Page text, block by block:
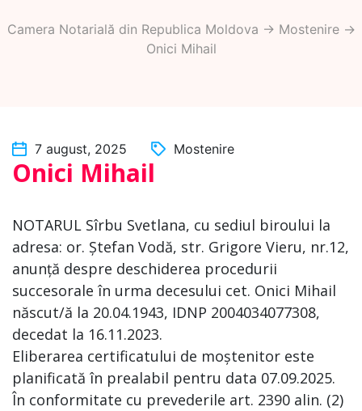
Camera Notarială din Republica Moldova -> Mostenire->
Onici Mihail
7 august, 2025 Mostenire
Onici Mihail
NOTARUL Sîrbu Svetlana, cu sediul biroului la
adresa: or. Ștefan Vodă, str. Grigore Vieru, nr.12,
anunță despre deschiderea procedurii
succesorale în urma decesului cet. Onici Mihail
născut/ă la 20.04.1943, IDNP 2004034077308,
decedat la 16.11.2023.
Eliberarea certificatului de moștenitor este
planificată în prealabil pentru data 07.09.2025.
În conformitate cu prevederile art. 2390 alin. (2)